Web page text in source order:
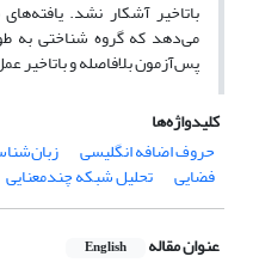
باتاخیر آشکار نشد.
می‌دهد که گروه شناختی به
پس‌آزمون بلافاصله و باتاخیر
کلیدواژه‌ها
حروف اضافه انگلیسی
فضایی تحلیل‌ شبکه چندمعنایی
عنوان مقاله English